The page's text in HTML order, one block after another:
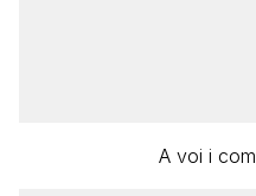
A voi i